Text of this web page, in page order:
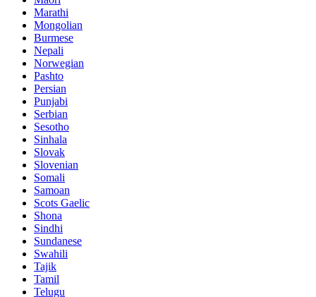
Marathi
Mongolian
Burmese
Nepali
Norwegian
Pashto
Persian
Punjabi
Serbian
Sesotho
Sinhala
Slovak
Slovenian
Somali
Samoan
Scots Gaelic
Shona
Sindhi
Sundanese
Swahili
Tajik
Tamil
Telugu